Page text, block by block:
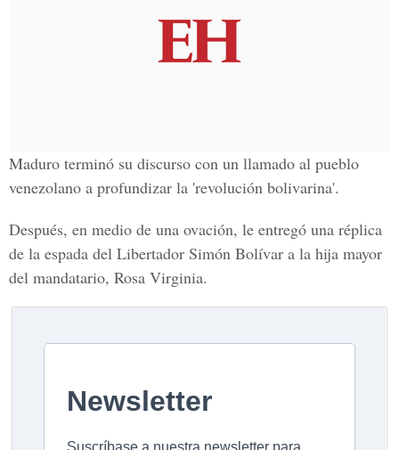
Maduro terminó su discurso con un llamado al pueblo
venezolano a profundizar la 'revolución bolivarina'.
Después, en medio de una ovación, le entregó una réplica
de la espada del Libertador Simón Bolívar a la hija mayor
del mandatario, Rosa Virginia.